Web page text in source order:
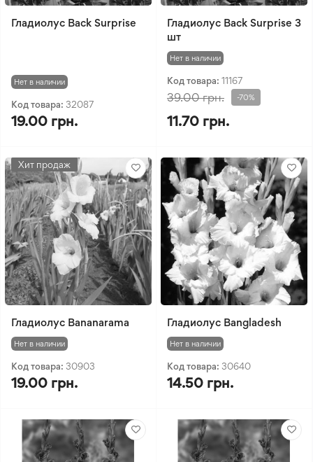
Гладиолус Back Surprise
Нет в наличии
Код товара: 32087
19.00 грн.
Гладиолус Back Surprise 3
шт
Нет в наличии
Код товара: 11167
39.00 грн. -70%
11.70 грн.
Хит продаж
Гладиолус Bananarama
Нет в наличии
Код товара: 30903
19.00 грн.
Гладиолус Bangladesh
Нет в наличии
Код товара: 30640
14.50 грн.